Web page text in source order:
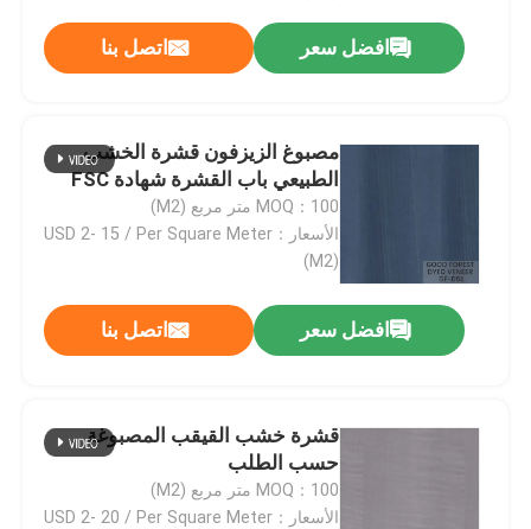
المنزل
المنتجات
حولنا
افضل سعر اتصل بنا
مصبوغ الزيزفون قشرة الخشب
الطبيعي باب القشرة شهادة FSC
MOQ：100 متر مربع (M2)
الأسعار：USD 2- 15 / Per Square Meter
(M2)
افضل سعر اتصل بنا
قشرة خشب القيقب المصبوغة
حسب الطلب
MOQ：100 متر مربع (M2)
الأسعار：USD 2- 20 / Per Square Meter